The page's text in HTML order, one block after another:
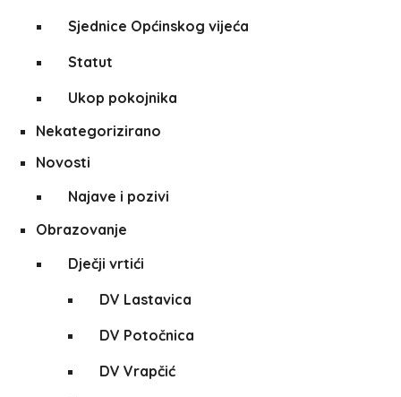
Sjednice Općinskog vijeća
Statut
Ukop pokojnika
Nekategorizirano
Novosti
Najave i pozivi
Obrazovanje
Dječji vrtići
DV Lastavica
DV Potočnica
DV Vrapčić